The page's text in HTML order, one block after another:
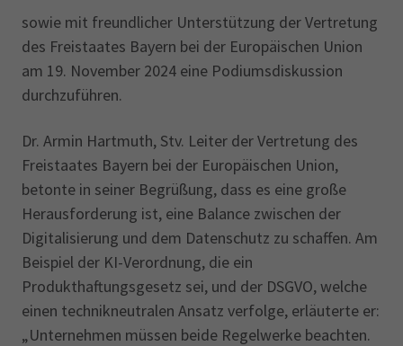
sowie mit freundlicher Unterstützung der Vertretung
des Freistaates Bayern bei der Europäischen Union
am 19. November 2024 eine Podiumsdiskussion
durchzuführen.
Dr. Armin Hartmuth, Stv. Leiter der Vertretung des
Freistaates Bayern bei der Europäischen Union,
betonte in seiner Begrüßung, dass es eine große
Herausforderung ist, eine Balance zwischen der
Digitalisierung und dem Datenschutz zu schaffen. Am
Beispiel der KI-Verordnung, die ein
Produkthaftungsgesetz sei, und der DSGVO, welche
einen technikneutralen Ansatz verfolge, erläuterte er:
„Unternehmen müssen beide Regelwerke beachten.